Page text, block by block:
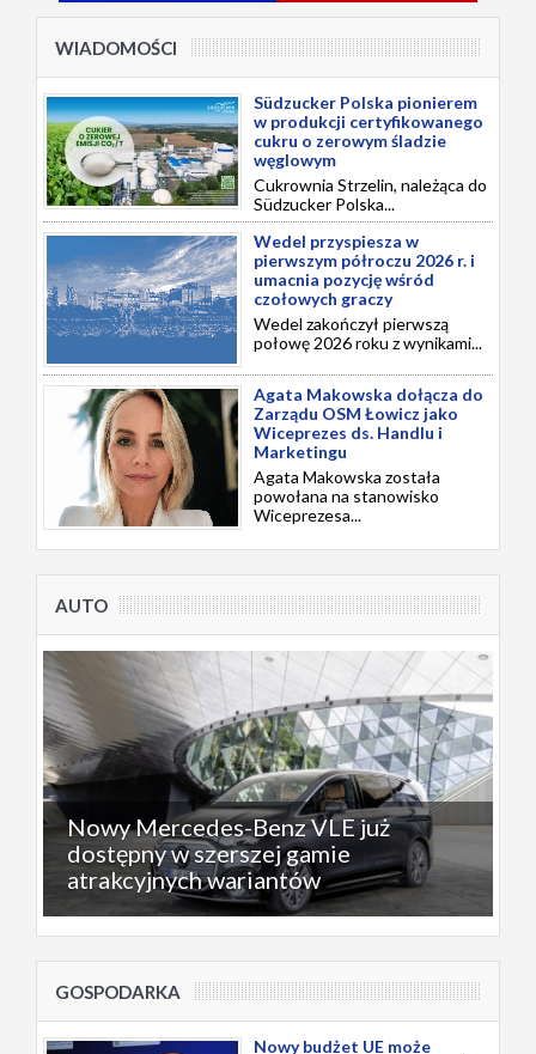
WIADOMOŚCI
Südzucker Polska pionierem
w produkcji certyfikowanego
cukru o zerowym śladzie
węglowym
Cukrownia Strzelin, należąca do
Südzucker Polska...
Wedel przyspiesza w
pierwszym półroczu 2026 r. i
umacnia pozycję wśród
czołowych graczy
Wedel zakończył pierwszą
połowę 2026 roku z wynikami...
Agata Makowska dołącza do
Zarządu OSM Łowicz jako
Wiceprezes ds. Handlu i
Marketingu
Agata Makowska została
powołana na stanowisko
Wiceprezesa...
AUTO
Nowy Mercedes-Benz VLE już
dostępny w szerszej gamie
atrakcyjnych wariantów
GOSPODARKA
Nowy budżet UE może